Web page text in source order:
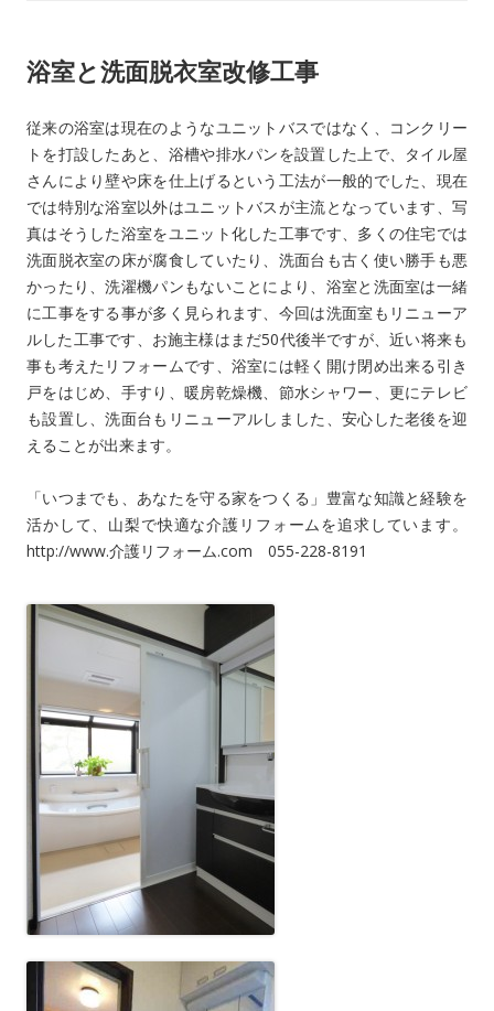
浴室と洗面脱衣室改修工事
従来の浴室は現在のようなユニットバスではなく、コンクリー
トを打設したあと、浴槽や排水パンを設置した上で、タイル屋
さんにより壁や床を仕上げるという工法が一般的でした、現在
では特別な浴室以外はユニットバスが主流となっています、写
真はそうした浴室をユニット化した工事です、多くの住宅では
洗面脱衣室の床が腐食していたり、洗面台も古く使い勝手も悪
かったり、洗濯機パンもないことにより、浴室と洗面室は一緒
に工事をする事が多く見られます、今回は洗面室もリニューア
ルした工事です、お施主様はまだ50代後半ですが、近い将来も
事も考えたリフォームです、浴室には軽く開け閉め出来る引き
戸をはじめ、手すり、暖房乾燥機、節水シャワー、更にテレビ
も設置し、洗面台もリニューアルしました、安心した老後を迎
えることが出来ます。
「いつまでも、あなたを守る家をつくる」豊富な知識と経験を
活かして、山梨で快適な介護リフォームを追求しています。
http://www.介護リフォーム.com 055-228-8191